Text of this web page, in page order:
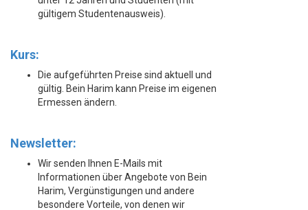
gültigem Studentenausweis).
Kurs:
Die aufgeführten Preise sind aktuell und
gültig. Bein Harim kann Preise im eigenen
Ermessen ändern.
Newsletter:
Wir senden Ihnen E-Mails mit
Informationen über Angebote von Bein
Harim, Vergünstigungen und andere
besondere Vorteile, von denen wir